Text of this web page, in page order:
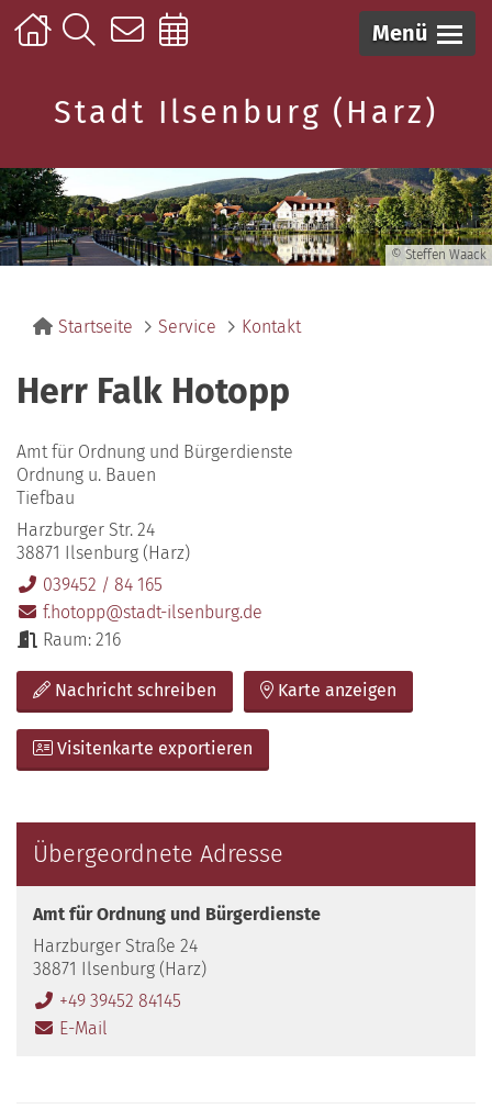
Menü
Stadt Ilsenburg (Harz)
© Steffen Waack
Startseite Service Kontakt
Herr Falk Hotopp
Amt für Ordnung und Bürgerdienste
Ordnung u. Bauen
Tiefbau
Harzburger Str. 24
38871 Ilsenburg (Harz)
039452 / 84 165
f.hotopp@stadt-ilsenburg.de
Raum: 216
Nachricht schreiben Karte anzeigen
Visitenkarte exportieren
Übergeordnete Adresse
Amt für Ordnung und Bürgerdienste
Harzburger Straße 24
38871 Ilsenburg (Harz)
+49 39452 84145
E-Mail